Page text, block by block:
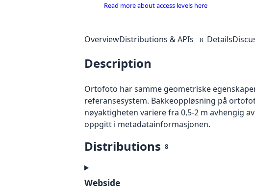
Read more about access levels here
OverviewDistributions & APIs 8 Details
Description
Ortofoto har samme geometriske
referansesystem. Bakkeoppløsning på
nøyaktigheten variere fra 0,5-2 m avhengig
oppgitt i metadatainformasjonen.
Distributions 8
Webside